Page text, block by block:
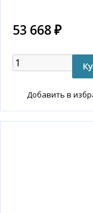
53 668 ₽
Добавить в